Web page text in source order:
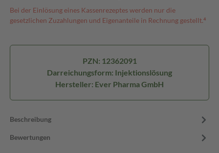
Bei der Einlösung eines Kassenrezeptes werden nur die
gesetzlichen Zuzahlungen und Eigenanteile in Rechnung gestellt.⁴
PZN: 12362091
Darreichungsform: Injektionslösung
Hersteller: Ever Pharma GmbH
Beschreibung
Bewertungen